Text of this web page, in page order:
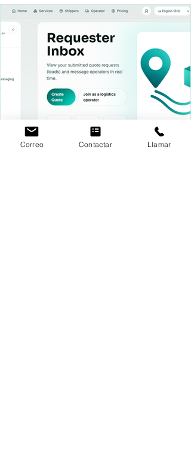
clientes para sus empresas desde la
comodidad de sus despachos, sin largo
viajes, sin llamadas en frío, sin gastos
innecesarios.
Correo Contactar Llamar